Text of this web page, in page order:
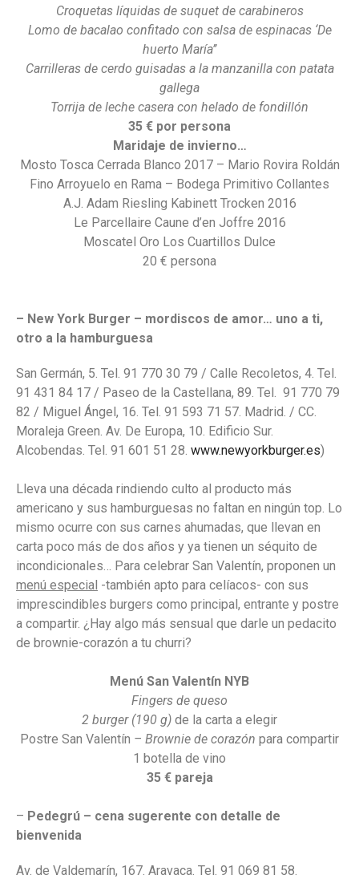
Croquetas líquidas de suquet de carabineros
Lomo de bacalao confitado con salsa de espinacas ‘De
huerto María’’
Carrilleras de cerdo guisadas a la manzanilla con patata
gallega
Torrija de leche casera con helado de fondillón
35 € por persona
Maridaje de invierno…
Mosto Tosca Cerrada Blanco 2017 – Mario Rovira Roldán
Fino Arroyuelo en Rama – Bodega Primitivo Collantes
A.J. Adam Riesling Kabinett Trocken 2016
Le Parcellaire Caune d’en Joffre 2016
Moscatel Oro Los Cuartillos Dulce
20 € persona
– New York Burger – mordiscos de amor… uno a ti,
otro a la hamburguesa
San Germán, 5. Tel. 91 770 30 79 / Calle Recoletos, 4. Tel.
91 431 84 17 / Paseo de la Castellana, 89. Tel. 91 770 79
82 / Miguel Ángel, 16. Tel. 91 593 71 57. Madrid. / CC.
Moraleja Green. Av. De Europa, 10. Edificio Sur.
Alcobendas. Tel. 91 601 51 28. www.newyorkburger.es)
Lleva una década rindiendo culto al producto más
americano y sus hamburguesas no faltan en ningún top. Lo
mismo ocurre con sus carnes ahumadas, que llevan en
carta poco más de dos años y ya tienen un séquito de
incondicionales… Para celebrar San Valentín, proponen un
menú especial -también apto para celíacos- con sus
imprescindibles burgers como principal, entrante y postre
a compartir. ¿Hay algo más sensual que darle un pedacito
de brownie-corazón a tu churri?
Menú San Valentín NYB
Fingers de queso
2 burger (190 g) de la carta a elegir
Postre San Valentín – Brownie de corazón para compartir
1 botella de vino
35 € pareja
– Pedegrú – cena sugerente con detalle de
bienvenida
Av. de Valdemarín, 167. Aravaca. Tel. 91 069 81 58.